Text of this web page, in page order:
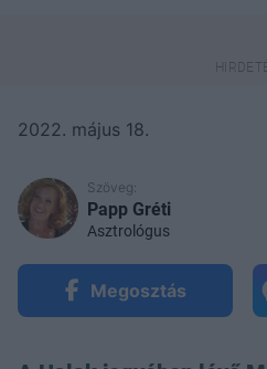
2022. május 18.
Szöveg:
Papp Gréti
Asztrológus
Megosztás